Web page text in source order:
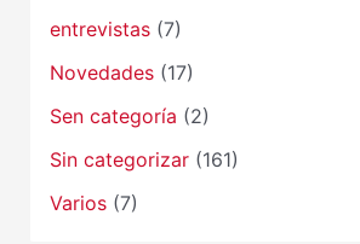
entrevistas(7)
Novedades(17)
Sen categoría (2)
Sin categorizar(161)
Varios(7)